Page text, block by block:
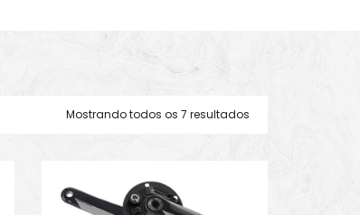
Mostrando todos os 7 resultados